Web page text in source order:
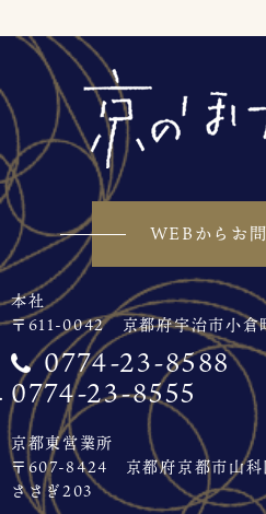
WEBからお
本社
〒611-0042 京都府宇治市小倉
0774-23-8588
0774-23-8555
京都東営業所
〒607-8424 京都府京都市山科
ささぎ203